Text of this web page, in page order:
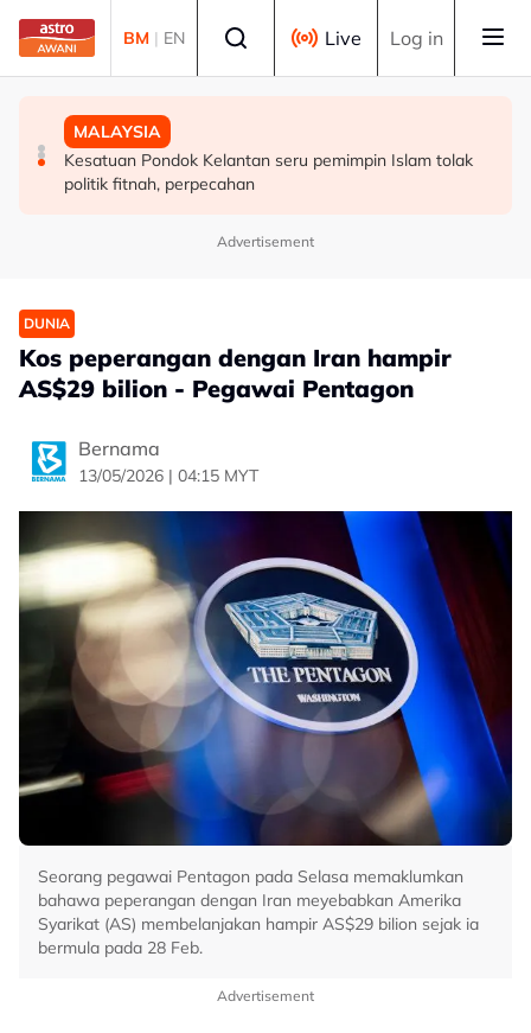
Skip to main content
BM | EN Live Log in
MALAYSIA
Perlu pendekatan menyeluruh masyarakat cegah
penyalahgunaan dadah dalam kalangan kanak-kanak -
MALAYSIA
Diplomasi budaya di Sarawak perkukuh hubungan
Malaysia-Indonesia
MALAYSIA
Kesatuan Pondok Kelantan seru pemimpin Islam tolak
politik fitnah, perpecahan
Advertisement
DUNIA
Kos peperangan dengan Iran hampir
AS$29 bilion - Pegawai Pentagon
Bernama
13/05/2026 | 04:15 MYT
Seorang pegawai Pentagon pada Selasa memaklumkan
bahawa peperangan dengan Iran meyebabkan Amerika
Syarikat (AS) membelanjakan hampir AS$29 bilion sejak ia
bermula pada 28 Feb.
Advertisement